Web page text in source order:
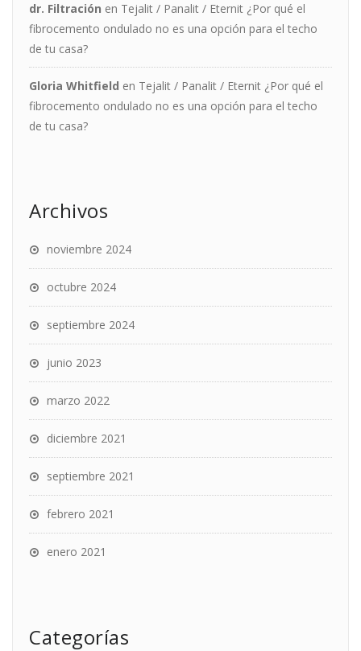
dr. Filtración en Tejalit / Panalit / Eternit ¿Por qué el
fibrocemento ondulado no es una opción para el techo
de tu casa?
Gloria Whitfield en Tejalit / Panalit / Eternit ¿Por qué el
fibrocemento ondulado no es una opción para el techo
de tu casa?
Archivos
noviembre 2024
octubre 2024
septiembre 2024
junio 2023
marzo 2022
diciembre 2021
septiembre 2021
febrero 2021
enero 2021
Categorías